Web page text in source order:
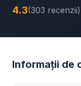
4.3(303 recenzii)
Informații de